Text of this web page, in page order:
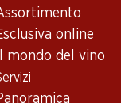
online
Il mondo del vino
,Bordeaux, 2007
75 cl